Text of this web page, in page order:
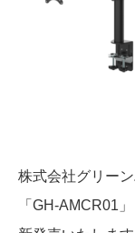
株式会社グリー
「GH-AMCR01